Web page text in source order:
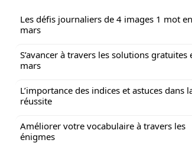
Les défis journaliers de 4 images 1 mot en
mars
S’avancer à travers les solutions gratuites
mars
L’importance des indices et astuces dans
réussite
Améliorer votre vocabulaire à travers les
énigmes